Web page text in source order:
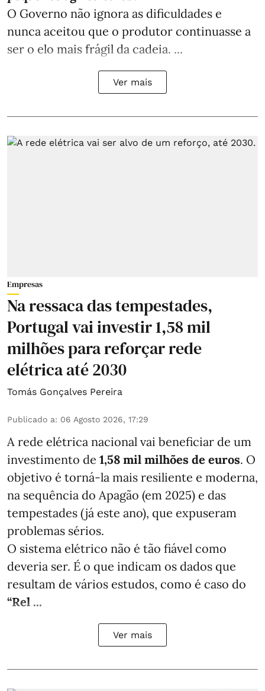
O Governo não ignora as dificuldades e
nunca aceitou que o produtor continuasse a
ser o elo mais frágil da cadeia. ...
Ver mais
Empresas
Na ressaca das tempestades,
Portugal vai investir 1,58 mil
milhões para reforçar rede
elétrica até 2030
Tomás Gonçalves Pereira
Publicado a: 06 Agosto 2026, 17:29
A rede elétrica nacional vai beneficiar de um
investimento de 1,58 mil milhões de euros. O
objetivo é torná-la mais resiliente e moderna,
na sequência do Apagão (em 2025) e das
tempestades (já este ano), que expuseram
problemas sérios.
O sistema elétrico não é tão fiável como
deveria ser. É o que indicam os dados que
resultam de vários estudos, como é caso do
“Rel ...
Ver mais